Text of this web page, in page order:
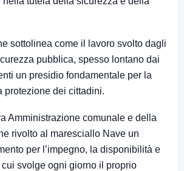
sottolinea come il lavoro svolto dagli
pubblica, spesso lontano dai
un presidio fondamentale per la
protezione dei cittadini.
Amministrazione comunale e della
rivolto al maresciallo Nave un
per l’impegno, la disponibilità e
cui svolge ogni giorno il proprio